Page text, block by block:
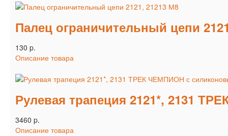
Палец ограничительный цепи
130 p.
Описание товара
Рулевая трапеция 2121*, 2131
3460 p.
Описание товара